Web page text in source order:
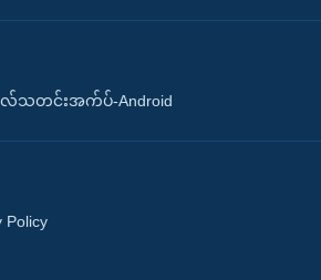
သတင်းအက်ပ်-Android
Policy